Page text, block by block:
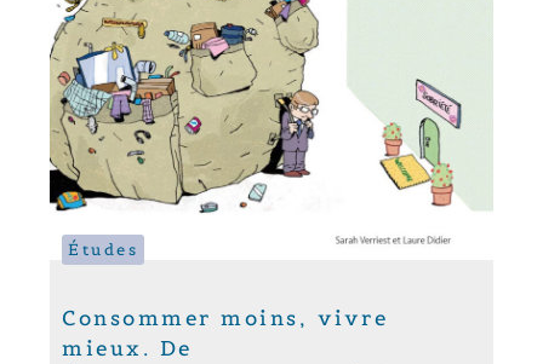
Études
Consommer moins, vivre
mieux. De